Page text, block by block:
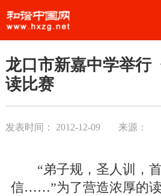
龙口市新嘉中学举行
读比赛
发表时间： 2012-12-09 来源：
“弟子规，圣人训，首
信……”为了营造浓厚的